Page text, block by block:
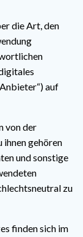
die Art, den
auf
von der
gehören
und sonstige
zu
finden sich im